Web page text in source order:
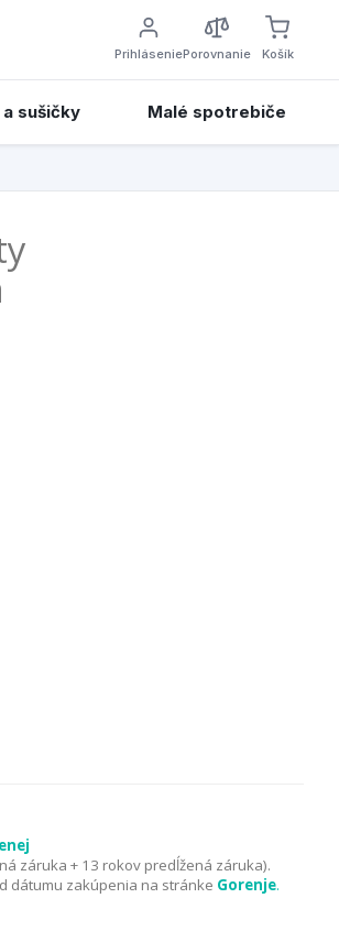
PrihláseniePorovnanie Košík
sušičky Malé spotrebiče
záruka + 13 rokov predĺžená záruka).
dátumu zakúpenia na stránke Gorenje.